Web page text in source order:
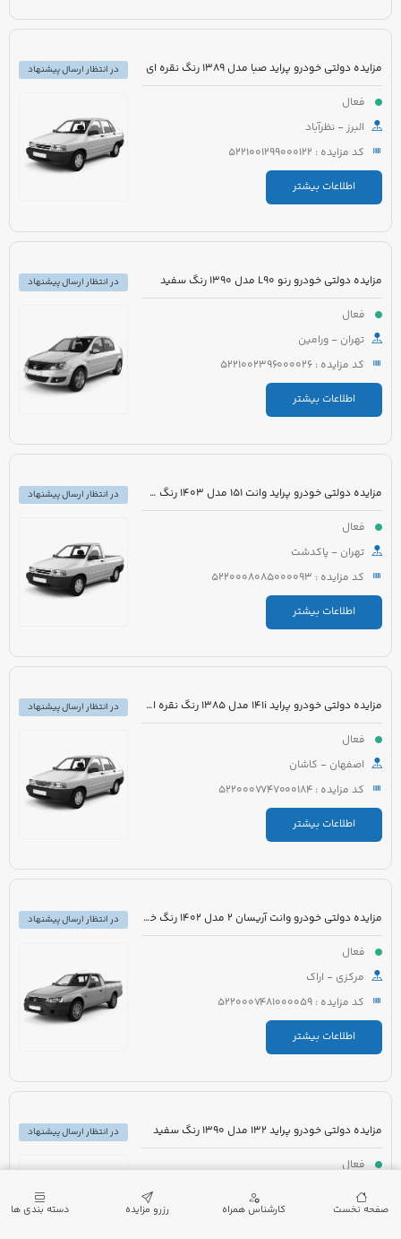
مزایده دولتی خودرو پراید صبا مدل 1389 رنگ نقره ای
فعال
البرز - نظرآباد
کد مزایده : 5221001299000122
اطلاعات بیشتر
در انتظار ارسال پیشنهاد
مزایده دولتی خودرو رنو L90 مدل 1390 رنگ سفید
فعال
تهران - ورامین
کد مزایده : 5221002396000026
اطلاعات بیشتر
در انتظار ارسال پیشنهاد
مزایده دولتی خودرو پراید وانت 151 مدل 1403 رنگ سفید صدفی
فعال
تهران - پاکدشت
کد مزایده : 5220008085000093
اطلاعات بیشتر
در انتظار ارسال پیشنهاد
مزایده دولتی خودرو پراید 141i مدل 1385 رنگ نقره ای متالیک
فعال
اصفهان - کاشان
کد مزایده : 5220007747000184
اطلاعات بیشتر
در انتظار ارسال پیشنهاد
مزایده دولتی خودرو وانت آریسان 2 مدل 1402 رنگ خاکستری متالیک
فعال
مرکزی - اراک
کد مزایده : 5220007481000059
اطلاعات بیشتر
در انتظار ارسال پیشنهاد
مزایده دولتی خودرو پراید 132 مدل 1390 رنگ سفید
فعال
گیلان - لنگرود
کد مزایده : 5220007432000173
در انتظار ارسال پیشنهاد
صفحه نخست کارشناس همراه رزرو مزایده دسته بندی ها